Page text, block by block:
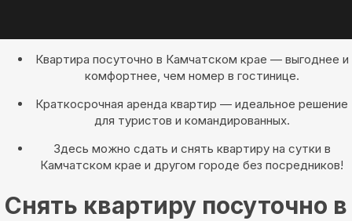
Квартира посуточно в Камчатском крае — выгоднее и
комфортнее, чем номер в гостинице.
Краткосрочная аренда квартир — идеальное решение
для туристов и командированных.
Здесь можно сдать и снять квартиру на сутки в
Камчатском крае и другом городе без посредников!
Снять квартиру посуточно в